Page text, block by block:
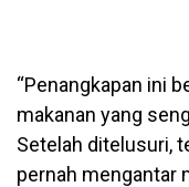
“Penangkapan ini
makanan yang
Setelah ditelusuri,
pernah mengantar